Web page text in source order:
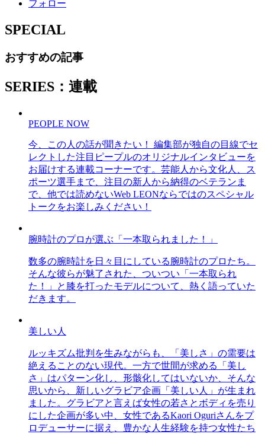
フォロー
SPECIAL
おすすめの記事
SERIES：連載
PEOPLE NOW
今、この人の話が聞きたい！ 編集部が独自の目線でセ
レクトした注目ピープルのオリジナルインタビューを
お届けする連載コーナーです。芸能人から文化人、ス
ポーツ選手まで、注目の新人から納得のベテランま
で、他では読めないWeb LEONならではのスペシャル
トークをお楽しみください！
腕時計のプロが選ぶ「一本取られました！」
数多の腕時計を日々目にしている腕時計のプロたち。
そんな彼らが魅了された、ついつい「一本取られ
た！」と膝を打ったモデルについて、熱く語っていた
だきます。
美しい人
ルッキズム批判を生みながらも、「美しさ」の需要は
絶えることのない現代。一方で世間が求める「美し
さ」はパターン化し、形骸化してはいないか、そんな
思いから、新しいグラビア企画「美しい人」が生まれ
ました。グラビアと言えば女性の若さとボディを売り
にした企画が多い中、女性であるKaori Oguriさんをプ
ロデューサーに据え、豊かな人生経験を持つ女性たち